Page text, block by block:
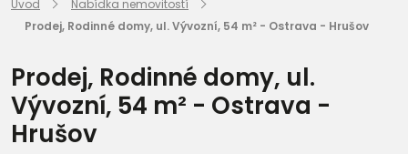
Úvod
Nabídka nemovitostí
Prodej, Rodinné domy, ul. Vývozní, 54 m² - Ostrava - Hrušov
Prodej, Rodinné domy, ul.
Vývozní, 54 m² - Ostrava -
Hrušov